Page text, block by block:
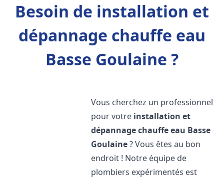
Besoin de installation et
dépannage chauffe eau
Basse Goulaine ?
Vous cherchez un professionnel
pour votre installation et
dépannage chauffe eau Basse
Goulaine? Vous êtes au bon
endroit ! Notre équipe de
plombiers expérimentés est